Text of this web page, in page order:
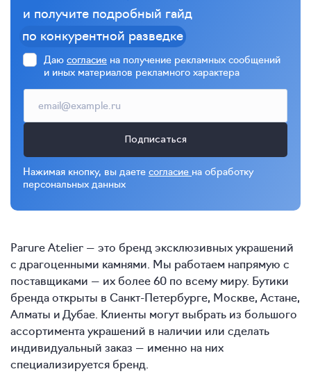
и получите подробный гайд
по конкурентной разведке
Даю согласие на получение рекламных сообщений
и иных материалов рекламного характера
Подписаться
Нажимая кнопку, вы даете согласие на обработку
персональных данных
Parure Atelier — это бренд эксклюзивных украшений
с драгоценными камнями. Мы работаем напрямую с
поставщиками — их более 60 по всему миру. Бутики
бренда открыты в Санкт-Петербурге, Москве, Астане,
Алматы и Дубае. Клиенты могут выбрать из большого
ассортимента украшений в наличии или сделать
индивидуальный заказ — именно на них
специализируется бренд.